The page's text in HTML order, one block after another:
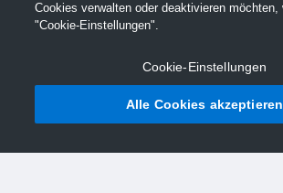
Cookies verwalten oder deaktivieren möchten,
"Cookie-Einstellungen".
Cookie-Einstellungen
Alle Cookies akzeptieren